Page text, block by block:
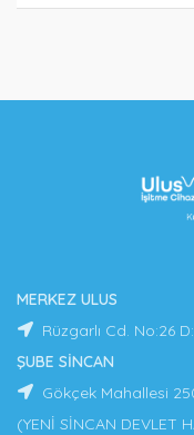
MERKEZ ULUS
Rüzgarlı Cd. No:26
ŞUBE SİNCAN
Gökçek Mahallesi
(YENİ SİNCAN DEVLET